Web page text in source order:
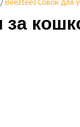
Beeztees Совок для